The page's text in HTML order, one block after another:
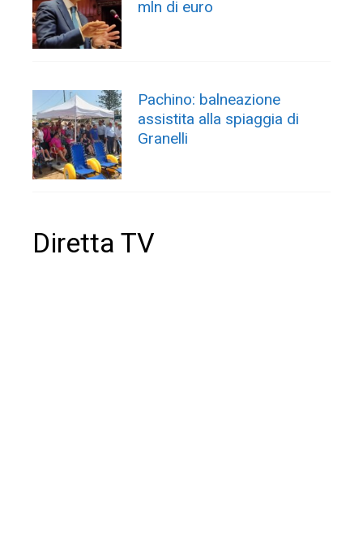
mln di euro
Pachino: balneazione
assistita alla spiaggia di
Granelli
Diretta TV